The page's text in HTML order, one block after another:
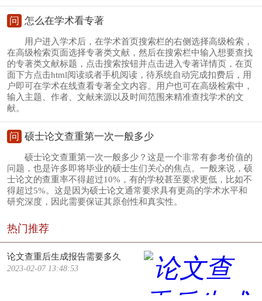
问 怎么在学术看专著
用户进入学术后，在学术首页搜索栏的右侧选择高级检索，
在高级检索页面选择专著类文献，然后在搜索栏中输入想要查找
的专著类文献标题，点击搜索按钮并点击进入专著详情页，在页
面下方点击html阅读或者手机阅读，待系统自动完成扣费后，用
户即可在学术在线查看专著全文内容。用户也可在高级检索中，
输入主题、作者、文献来源以及时间范围来精准查找学术的文
献。
问 硕士论文查重第一次一般多少
硕士论文查重第一次一般多少？这是一个非常有参考价值的
问题，也是许多即将毕业的硕士生们关心的焦点。一般来说，硕
士论文的查重率不得超过10%，有的学校甚至要求更低，比如不
得超过5%。这是因为硕士论文通常要求具有更高的学术水平和
研究深度，因此需要保证其原创性和真实性。
热门推荐
论文查重后生成报告需要多久
2023-02-07 13:48:53